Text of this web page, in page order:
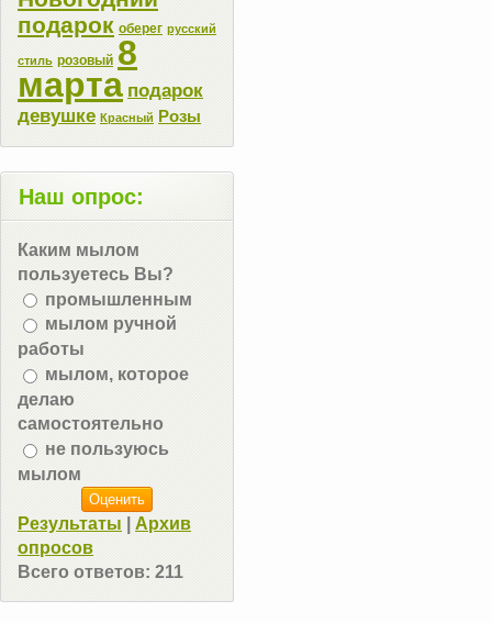
подарок оберег русский
стиль розовый 8
марта подарок
девушке Красный Розы
Наш опрос:
Каким мылом
пользуетесь Вы?
промышленным
мылом ручной
работы
мылом, которое
делаю
самостоятельно
не пользуюсь
мылом
Результаты
Архив
опросов
Всего ответов: 211